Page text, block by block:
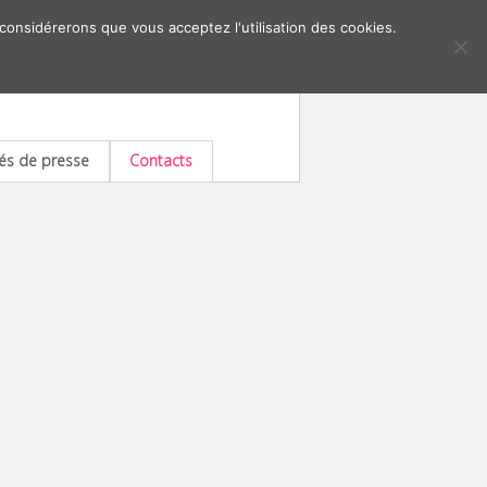
de presse Contacts
que vous acceptez l'utilisation des cookies.